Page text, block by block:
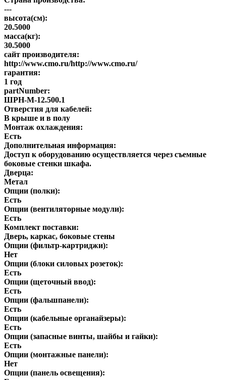
---
высота(см):
20.5000
масса(кг):
30.5000
сайт производителя:
http://www.cmo.ru/http://www.cmo.ru/
гарантия:
1 год
partNumber:
ШРН-М-12.500.1
Отверстия для кабелей:
В крыше и в полу
Монтаж охлаждения:
Есть
Дополнительная информация:
Доступ к оборудованию осуществляется через съемные
боковые стенки шкафа.
Дверца:
Метал
Опции (полки):
Есть
Опции (вентиляторные модули):
Есть
Комплект поставки:
Дверь, каркас, боковые стены
Опции (фильтр-картриджи):
Нет
Опции (блоки силовых розеток):
Есть
Опции (щеточный ввод):
Есть
Опции (фальшпанели):
Есть
Опции (кабельные органайзеры):
Есть
Опции (запасные винты, шайбы и гайки):
Есть
Опции (монтажные панели):
Нет
Опции (панель освещения):